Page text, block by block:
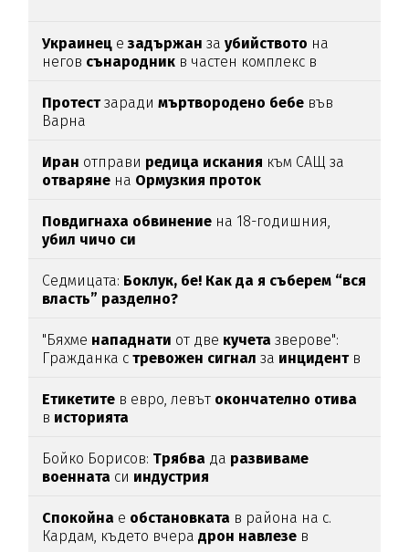
Украинец езадържан заубийството на
негов сънародник в частен комплекс в
Протестзарадимъртвородено бебе във
Варна
Иран отправи редица искания към САЩ за
отваряне на Ормузкия проток
Повдигнаха обвинение на 18-годишния,
убил чичо си
Седмицата: Боклук, бе! Как да я съберем “вся
власть” разделно?
"Бяхме нападнати от две кучета зверове":
Гражданка стревожен сигнал за инцидентв
Етикетите в евро, левът окончателно отива
в историята
Бойко Борисов: Трябва да развиваме
военната си индустрия
Спокойна е обстановката в района на с.
Кардам, където вчерадрон навлезе в